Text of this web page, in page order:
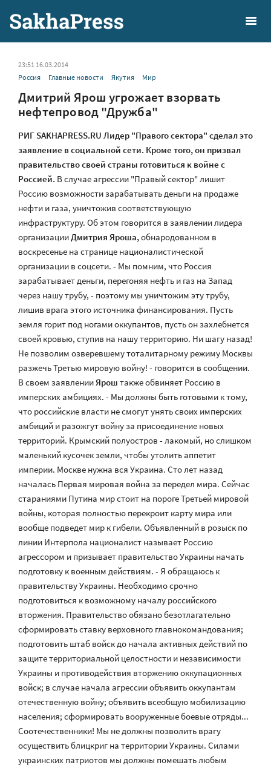
23:51 16.03.2014
Россия
Главные новости Якутия Мир
Дмитрий Ярош угрожает взорвать
нефтепровод "Дружба"
РИГ SAKHAPRESS.RU Лидер "Правого сектора" сделал это
заявление в социальной сети. Кроме того, он призвал
правительство своей страны готовиться к войне с
Россией. В случае агрессии "Правый сектор" лишит
Россию возможности зарабатывать деньги на продаже
нефти и газа, уничтожив соответствующую
инфраструктуру. Об этом говорится в заявлении лидера
организацииДмитрия Яроша,обнародованном в
воскресенье на странице националистической
организации в соцсети. - Мы помним, что Россия
зарабатывает деньги, перегоняя нефть и газ на Запад
через нашу трубу, - поэтому мы уничтожим эту трубу,
лишив врага этого источника финансирования. Пусть
земля горит под ногами оккупантов, пусть он захлебнется
своей кровью, ступив на нашу территорию. Ни шагу назад!
Не позволим озверевшему тоталитарному режиму Москвы
разжечь Третью мировую войну! - говорится в сообщении.
В своем заявленииЯрош также обвиняет Россию в
имперских амбициях. - Мы должны быть готовыми к тому,
что российские власти не смогут унять своих имперских
амбиций и разожгут войну за присоединение новых
территорий. Крымский полуостров - лакомый, но слишком
маленький кусочек земли, чтобы утолить аппетит
империи. Москве нужна вся Украина. Сто лет назад
началась Первая мировая война за передел мира. Сейчас
стараниями Путина мир стоит на пороге Третьей мировой
войны, которая полностью перекроит карту мира или
вообще подведет мир к гибели. Объявленный в розыск по
линии Интерпола националист называет Россию
агрессором и призывает правительство Украины начать
подготовку к военным действиям. - Я обращаюсь к
правительству Украины. Необходимо срочно
подготовиться к возможному началу российского
вторжения. Правительство обязано безотлагательно
сформировать ставку верховного главнокомандования;
подготовить штаб войск до начала активных действий по
защите территориальной целостности и независимости
Украины и противодействия вторжению оккупационных
войск; в случае начала агрессии объявить оккупантам
отечественную войну; объявить всеобщую мобилизацию
населения; сформировать вооруженные боевые отряды...
Соотечественники! Мы не должны позволить врагу
осуществить блицкриг на территории Украины. Силами
украинских патриотов мы должны помешать любым